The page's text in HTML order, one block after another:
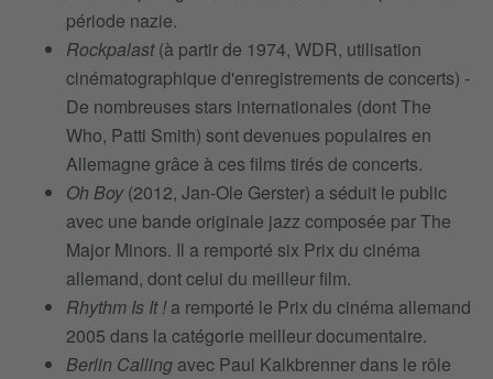
période nazie.
Rockpalast(à partir de 1974, WDR, utilisation
cinématographique d'enregistrements de concerts) -
De nombreuses stars internationales (dont The
Who, Patti Smith) sont devenues populaires en
Allemagne grâce à ces films tirés de concerts.
Oh Boy(2012, Jan-Ole Gerster) a séduit le public
avec une bande originale jazz composée par The
Major Minors. Il a remporté six Prix du cinéma
allemand, dont celui du meilleur film.
Rhythm Is It !a remporté le Prix du cinéma allemand
2005 dans la catégorie meilleur documentaire.
Berlin Calling avec Paul Kalkbrenner dans le rôle